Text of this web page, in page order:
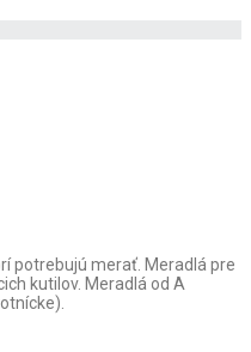
potrebujú merať. Meradlá pre
kutilov. Meradlá od A